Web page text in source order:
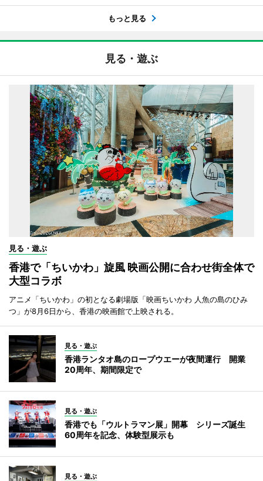
もっと見る
見る・遊ぶ
見る・遊ぶ
香港で「ちいかわ」旋風 映画公開に合わせ街全体で
大型コラボ
アニメ「ちいかわ」の初となる劇場版「映画ちいかわ 人魚の島のひみ
つ」が8月6日から、香港の映画館で上映される。
見る・遊ぶ
香港ランタオ島のロープウエーが夜間運行 開業
20周年、期間限定で
見る・遊ぶ
香港でも「ウルトラマン展」開幕 シリーズ誕生
60周年を記念、体験型展示も
見る・遊ぶ